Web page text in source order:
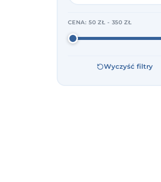
CENA:50 ZŁ - 350 ZŁ
Wyczyść filtry